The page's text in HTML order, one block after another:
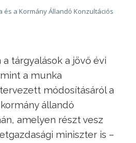
és a Kormány Állandó Konzultációs
tárgyalások a jövő évi
a munka
módosításáról a
állandó
amelyen részt vesz
miniszter is –